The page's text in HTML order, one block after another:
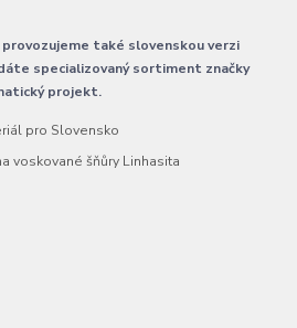
provozujeme také slovenskou verzi
specializovaný sortiment značky
projekt.
pro Slovensko
voskované šňůry Linhasita